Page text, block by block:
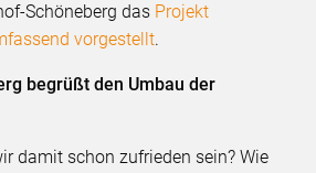
Schöneberg das Projekt
vorgestellt.
begrüßt den Umbau der
damit schon zufrieden sein? Wie